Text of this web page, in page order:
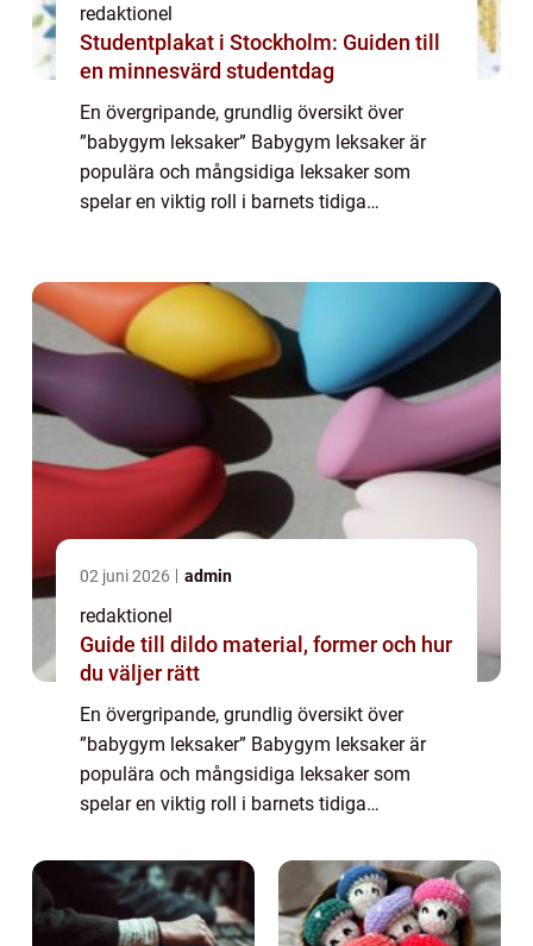
redaktionel
Studentplakat i Stockholm: Guiden till
en minnesvärd studentdag
En övergripande, grundlig översikt över
”babygym leksaker” Babygym leksaker är
populära och mångsidiga leksaker som
spelar en viktig roll i barnets tidiga
02 juni 2026 admin
redaktionel
Guide till dildo material, former och hur
du väljer rätt
En övergripande, grundlig översikt över
”babygym leksaker” Babygym leksaker är
populära och mångsidiga leksaker som
spelar en viktig roll i barnets tidiga
att stimulera barnets sinnesförmågor oc...